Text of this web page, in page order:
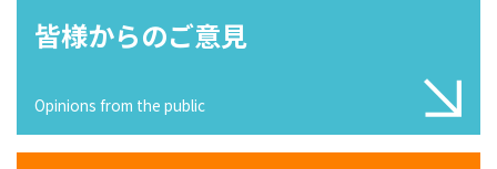
皆様からのご意見
Opinions from the public